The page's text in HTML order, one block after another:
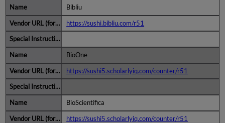
Bibliu
https://sushi.bibliu.com/r51
BioOne
https://sushi5.scholarlyiq.com/counter/r51
BioScientifica
https://sushi5.scholarlyiq.com/counter/r51